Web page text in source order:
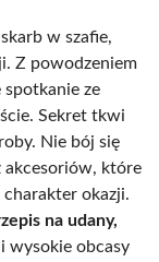
w szafie,
Z powodzeniem
spotkanie ze
Sekret tkwi
Nie bój się
akcesoriów, które
okazji.
na udany,
wysokie obcasy